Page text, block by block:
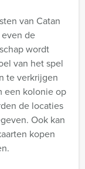
van Catan
de
wordt
van het spel
te verkrijgen
een kolonie op
de locaties
Ook kan
kopen